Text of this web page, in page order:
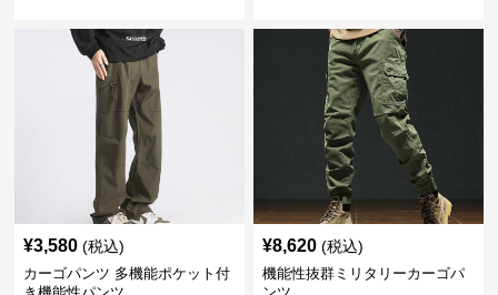
¥3,580 (税込)
カーゴパンツ 多機能ポケット付
¥8,620 (税込)
機能性抜群ミリタリーカーゴパ